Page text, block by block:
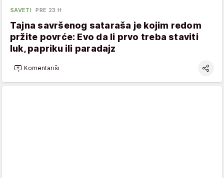
SAVETI PRE 23 H
Tajna savršenog sataraša je kojim redom
pržite povrće: Evo da li prvo treba staviti
luk, papriku ili paradajz
Komentariši